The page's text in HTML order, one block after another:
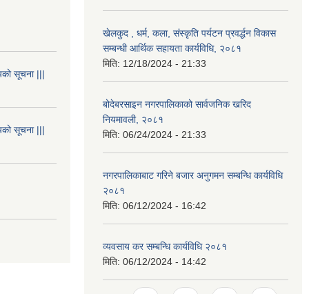
सूचना |||
सूचना |||
खेलकुद , धर्म, कला, संस्कृति पर्यटन प्रवर्द्धन विकास
सम्बन्धी आर्थिक सहायता कार्यविधि, २०८१
मिति: 12/18/2024 - 21:33
बोदेबरसाइन नगरपालिकाको सार्वजनिक खरिद
नियमावली, २०८१
मिति: 06/24/2024 - 21:33
नगरपालिकाबाट गरिने बजार अनुगमन सम्बन्धि कार्यविधि
२०८१
मिति: 06/12/2024 - 16:42
व्यवसाय कर सम्बन्धि कार्यविधि २०८१
मिति: 06/12/2024 - 14:42